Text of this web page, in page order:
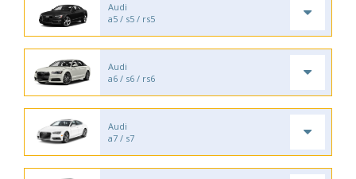
Audi
a5 / s5 / rs5
Audi
a6 / s6 / rs6
Audi
a7 / s7